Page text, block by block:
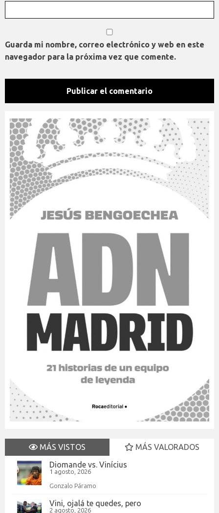
Guarda mi nombre, correo electrónico y web en este
navegador para la próxima vez que comente.
MÁS VISTOS
MÁS VALORADOS
Diomande vs. Vinícius
1 agosto, 2026
Gonzalo Páramo
Vini, ojalá te quedes, pero
2 agosto, 2026